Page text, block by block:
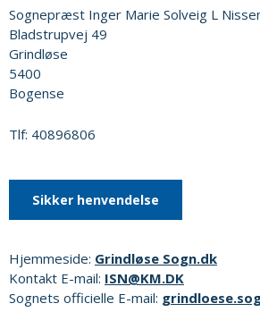
Sognepræst Inger Marie Solveig L
Bladstrupvej 49
Grindløse
5400
Bogense
Tlf: 40896806
Sikker henvendelse
Hjemmeside: Grindløse Sogn.dk
Kontakt E-mail: ISN@KM.DK
Sognets officielle E-mail: